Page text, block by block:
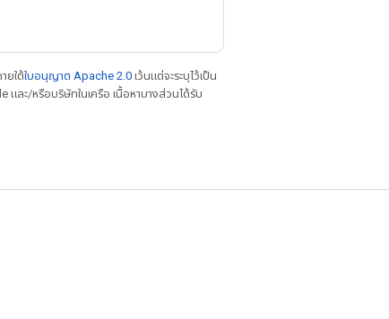
ยใต้ใบอนุญาต Apache 2.0 เว้นแต่จะระบุไว้เป็น
และ/หรือบริษัทในเครือ เนื้อหาบางส่วนได้รับ